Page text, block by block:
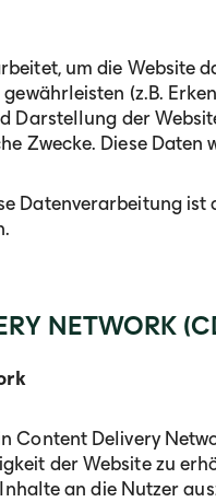
um die Website
(z.B.
Darstellung der
Zwecke. Diese
Datenverarbeitung
NETWORK
Content Delivery
der Website zu
an die Nutzer